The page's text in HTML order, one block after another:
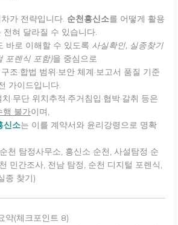
가 전략입니다. 순천흥신소를 어떻게 활용
혀 달라질 수 있습니다.
바로 이해할 수 있도록 사실확인, 실종찾기
포렌식 포함)을 중심으로
조·합법 범위·보안 체계·보고서 품질 기준
가이드입니다.
·무단 위치추적·주거침입·협박·갈취 등은
행 불가이며,
신소는 이를 계약서와 윤리강령으로 명확
천 탐정사무소, 흥신소 순천, 사설탐정 순
민간조사, 전남 탐정, 순천 디지털 포렌식,
종 찾기)
약(체크포인트 8)